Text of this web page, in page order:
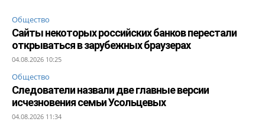
Общество
Сайты некоторых российских банков перестали
открываться в зарубежных браузерах
04.08.2026 10:25
Общество
Следователи назвали две главные версии
исчезновения семьи Усольцевых
04.08.2026 11:34